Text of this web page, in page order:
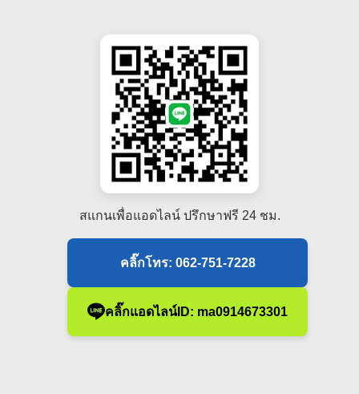
สแกนเพื่อแอดไลน์ ปรึกษาฟรี 24 ชม.
คลิ๊กโทร: 062-751-7228
คลิ๊กแอดไลน์ID: ma0914673301